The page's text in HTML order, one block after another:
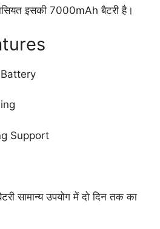
इसकी 7000mAh बैटरी है।
Support
सामान्य उपयोग में दो दिन तक का